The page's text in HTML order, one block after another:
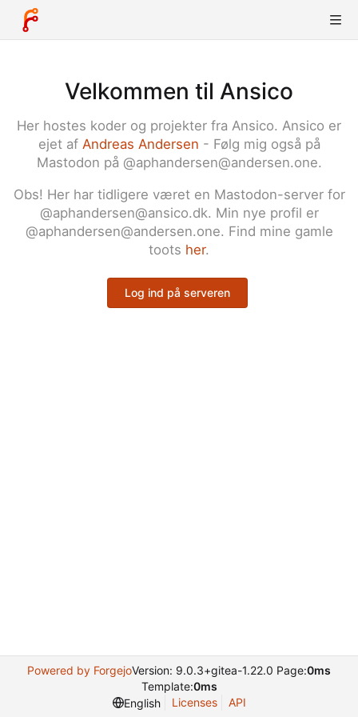
Velkommen til Ansico
Her hostes koder og projekter fra Ansico. Ansico er
ejet af Andreas Andersen - Følg mig også på
Mastodon på @aphandersen@andersen.one.
Obs! Her har tidligere været en Mastodon-server for
@aphandersen@ansico.dk. Min nye profil er
@aphandersen@andersen.one. Find mine gamle
toots her.
Log ind på serveren
Powered by ForgejoVersion: 9.0.3+gitea-1.22.0 Page:0ms
Template:0ms
English
Licenses API